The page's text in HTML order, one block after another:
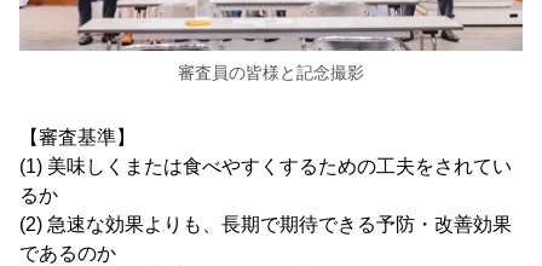
審査員の皆様と記念撮影
【審査基準】
(1) 美味しくまたは食べやすくするための工夫をされてい
るか
(2) 急速な効果よりも、長期で期待できる予防・改善効果
であるのか